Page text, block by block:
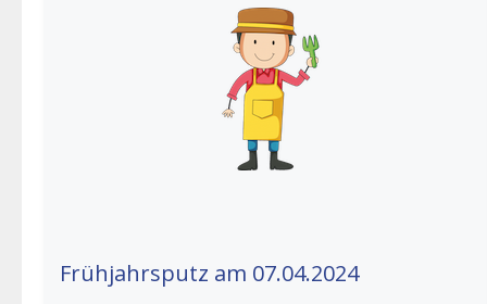
Frühjahrsputz am 07.04.2024